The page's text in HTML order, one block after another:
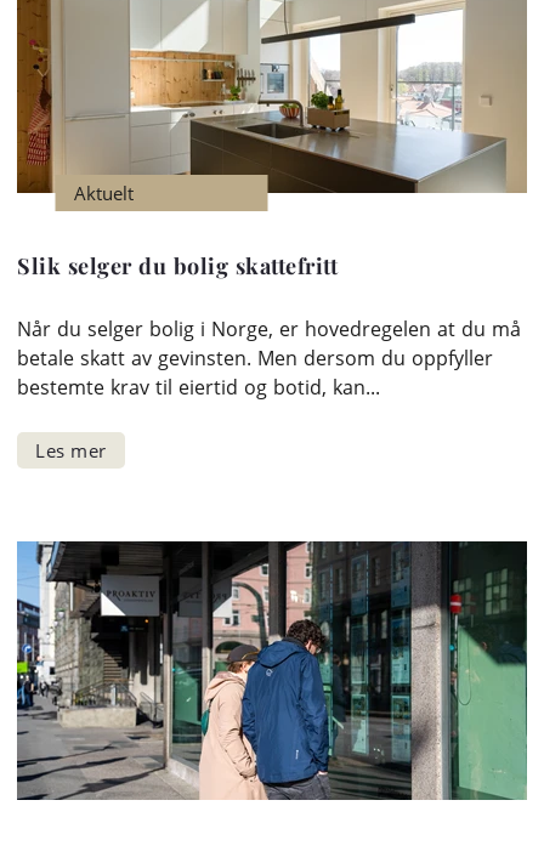
Aktuelt
Slik selger du bolig skattefritt
Når du selger bolig i Norge, er hovedregelen at du må
betale skatt av gevinsten. Men dersom du oppfyller
bestemte krav til eiertid og botid, kan...